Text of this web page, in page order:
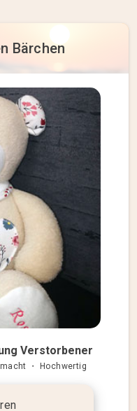
Bärchen
Verstorbener
・ Hochwertig